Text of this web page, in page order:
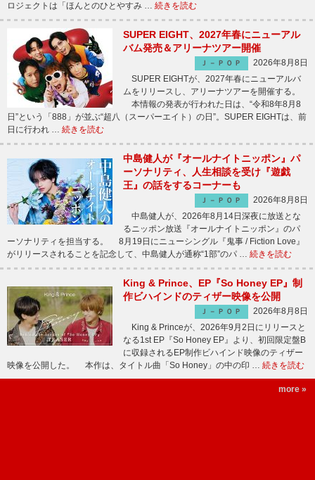
ロジェクトは「ほんとのひとやすみ … 続きを読む
SUPER EIGHT、2027年春にニューアル
バム発売＆アリーナツアー開催
Ｊ－ＰＯＰ
2026年8月8日
SUPER EIGHTが、2027年春にニューアルバ
ムをリリースし、アリーナツアーを開催する。
本情報の発表が行われた日は、“令和8年8月8
日”という「888」が並ぶ“超八（スーパーエイト）の日”。SUPER EIGHTは、前
日に行われ … 続きを読む
中島健人が『オールナイトニッポン』パ
ーソナリティ、人生相談を受け『遊戯
王』の話をするコーナーも
Ｊ－ＰＯＰ
2026年8月8日
中島健人が、2026年8月14日深夜に放送とな
るニッポン放送『オールナイトニッポン』のパ
ーソナリティを担当する。 8月19日にニューシングル『鬼事 / Fiction Love』
がリリースされることを記念して、中島健人が通称“1部”のパ … 続きを読む
King & Prince、EP『So Honey EP』制
作ビハインドのティザー映像を公開
Ｊ－ＰＯＰ
2026年8月8日
King & Princeが、2026年9月2日にリリースと
なる1st EP『So Honey EP』より、初回限定盤B
に収録されるEP制作ビハインド映像のティザー
映像を公開した。 本作は、タイトル曲「So Honey」の中の印 … 続きを読む
more »